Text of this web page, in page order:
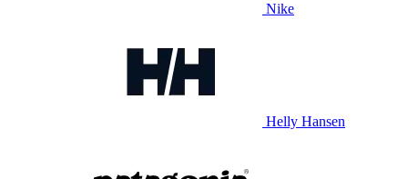
Nike
Helly Hansen